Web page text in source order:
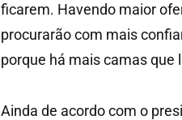
ficarem. Havendo maior
procurarão com mais
porque há mais camas que
Ainda de acordo com o